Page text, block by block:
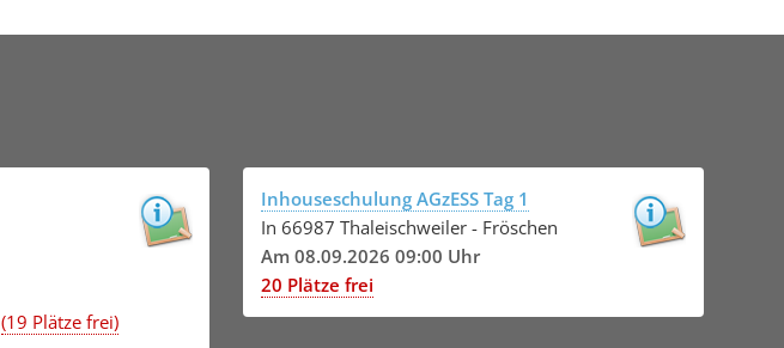
(19 Plätze frei)
Inhouseschulung AGzESS Tag 1
In 66987 Thaleischweiler - Fröschen
Am 08.09.2026 09:00 Uhr
20 Plätze frei